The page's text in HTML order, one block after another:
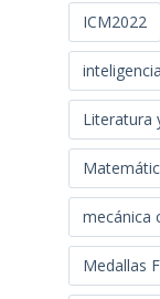
ICM2022
Literatura
mecánica
Medallas